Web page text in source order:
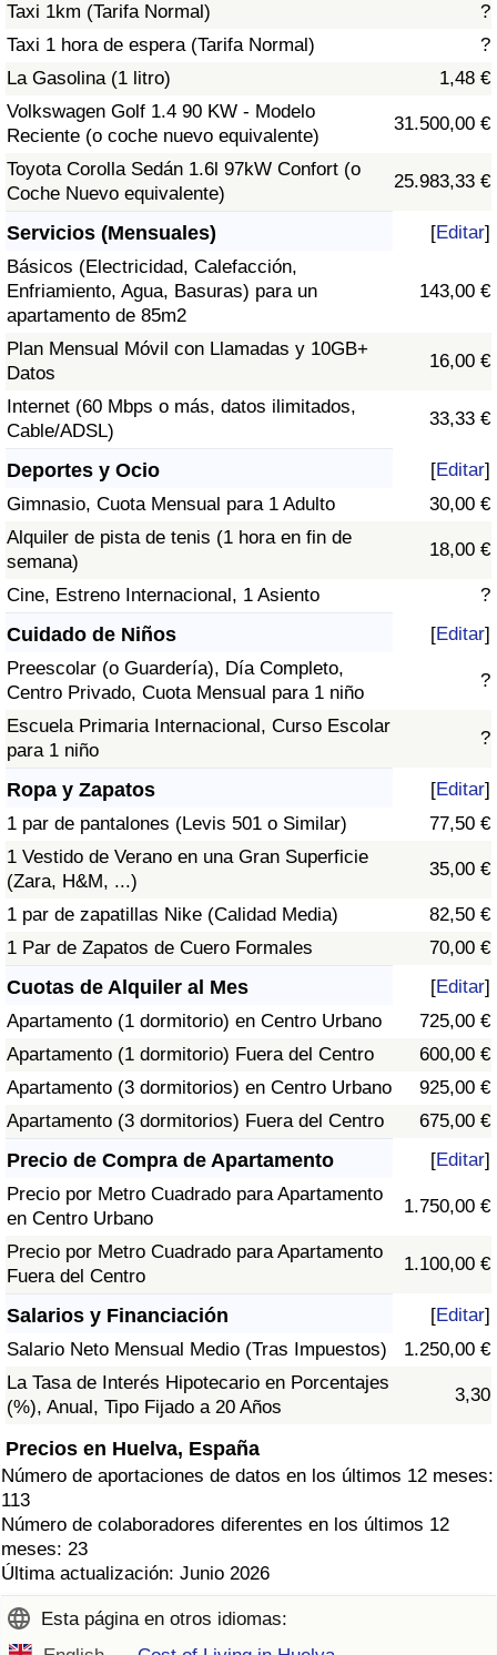
Taxi 1km (Tarifa Normal)
?
Taxi 1 hora de espera (Tarifa Normal)
?
La Gasolina (1 litro)
1,48 €
Volkswagen Golf 1.4 90 KW - Modelo
Reciente (o coche nuevo equivalente)
31.500,00 €
Toyota Corolla Sedán 1.6l 97kW Confort (o
Coche Nuevo equivalente)
25.983,33 €
Servicios (Mensuales) [Editar]
Básicos (Electricidad, Calefacción,
Enfriamiento, Agua, Basuras) para un
apartamento de 85m2
143,00 €
Plan Mensual Móvil con Llamadas y 10GB+
Datos
16,00 €
Internet (60 Mbps o más, datos ilimitados,
Cable/ADSL)
33,33 €
Deportes y Ocio [Editar]
Gimnasio, Cuota Mensual para 1 Adulto
30,00 €
Alquiler de pista de tenis (1 hora en fin de
semana)
18,00 €
Cine, Estreno Internacional, 1 Asiento ?
Cuidado de Niños [Editar]
Preescolar (o Guardería), Día Completo,
Centro Privado, Cuota Mensual para 1 niño
?
Escuela Primaria Internacional, Curso Escolar
para 1 niño
?
Ropa y Zapatos [Editar]
1 par de pantalones (Levis 501 o Similar)
77,50 €
1 Vestido de Verano en una Gran Superficie
(Zara, H&M, ...)
35,00 €
1 par de zapatillas Nike (Calidad Media)
82,50 €
1 Par de Zapatos de Cuero Formales
70,00 €
Cuotas de Alquiler al Mes [Editar]
Apartamento (1 dormitorio) en Centro Urbano
725,00 €
Apartamento (1 dormitorio) Fuera del Centro
600,00 €
Apartamento (3 dormitorios) en Centro Urbano
925,00 €
Apartamento (3 dormitorios) Fuera del Centro
675,00 €
Precio de Compra de Apartamento [Editar]
Precio por Metro Cuadrado para Apartamento
en Centro Urbano
1.750,00 €
Precio por Metro Cuadrado para Apartamento
Fuera del Centro
1.100,00 €
Salarios y Financiación [Editar]
Salario Neto Mensual Medio (Tras Impuestos)
1.250,00 €
La Tasa de Interés Hipotecario en Porcentajes
(%), Anual, Tipo Fijado a 20 Años
3,30
Precios en Huelva, España
Número de aportaciones de datos en los últimos 12 meses:
113
Número de colaboradores diferentes en los últimos 12
meses: 23
Última actualización: Junio 2026
Esta página en otros idiomas: